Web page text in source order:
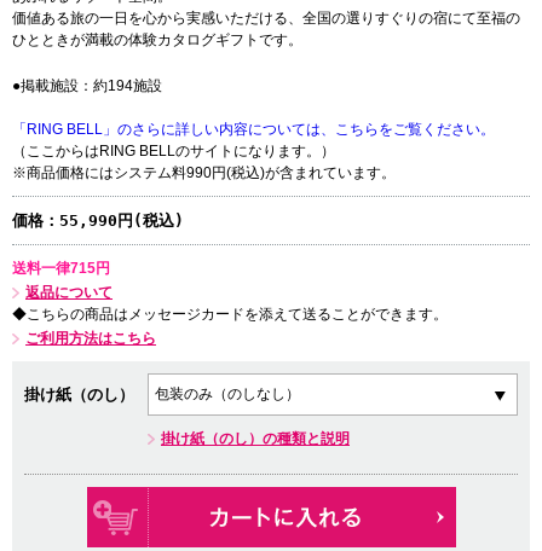
価値ある旅の一日を心から実感いただける、全国の選りすぐりの宿にて至福の
ひとときが満載の体験カタログギフトです。
●掲載施設：約194施設
「RING BELL」のさらに詳しい内容については、こちらをご覧ください。
（ここからはRING BELLのサイトになります。）
※商品価格にはシステム料990円(税込)が含まれています。
価格： 55,990円(税込)
送料一律715円
返品について
◆こちらの商品はメッセージカードを添えて送ることができます。
ご利用方法はこちら
掛け紙（のし）
掛け紙（のし）の種類と説明